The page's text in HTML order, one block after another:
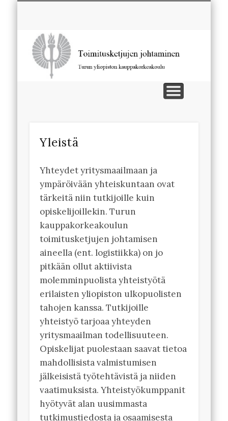
Yleistä
​Yhteydet yritysmaailmaan ja
ympäröivään yhteiskuntaan ovat
tärkeitä niin tutkijoille kuin
opiskelijoillekin. Turun
kauppakorkeakoulun
toimitusketjujen johtamisen
aineella (ent. logistiikka) on jo
pitkään ollut aktiivista
molemminpuolista yhteistyötä
erilaisten yliopiston ulkopuolisten
tahojen kanssa. Tutkijoille
yhteistyö tarjoaa yhteyden
yritysmaailman todellisuuteen.
Opiskelijat puolestaan saavat tietoa
mahdollisista valmistumisen
jälkeisistä työtehtävistä ja niiden
vaatimuksista. Yhteistyökumppanit
hyötyvät alan uusimmasta
tutkimustiedosta ja osaamisesta